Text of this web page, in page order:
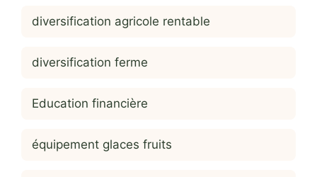
diversification agricole rentable
diversification ferme
Education financière
équipement glaces fruits